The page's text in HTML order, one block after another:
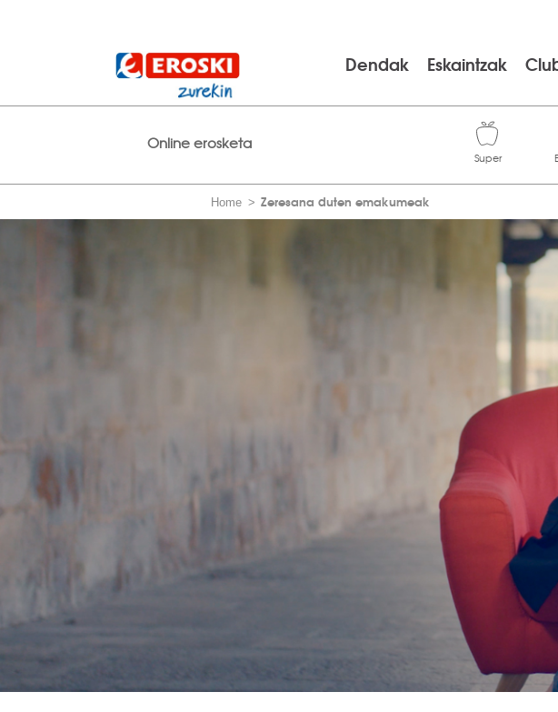
Dendak Eskaintzak
Online erosketa
Home Zeresana duten emakumeak